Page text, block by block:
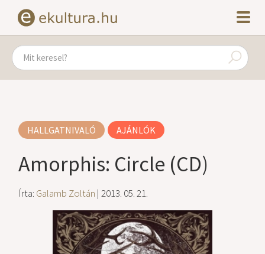
HALLGATNIVALÓ AJÁNLÓK
Amorphis: Circle (CD)
Írta: Galamb Zoltán | 2013. 05. 21.